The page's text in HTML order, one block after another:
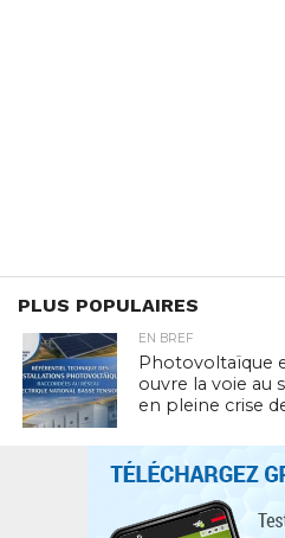
PLUS POPULAIRES
EN BREF
Photovoltaïque
ouvre la voie au
en pleine crise